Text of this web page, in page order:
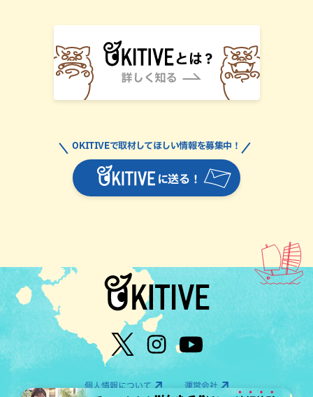
に送る！
OKITIVEで取材してほしい情報を募集中！
個人情報について 運営会社